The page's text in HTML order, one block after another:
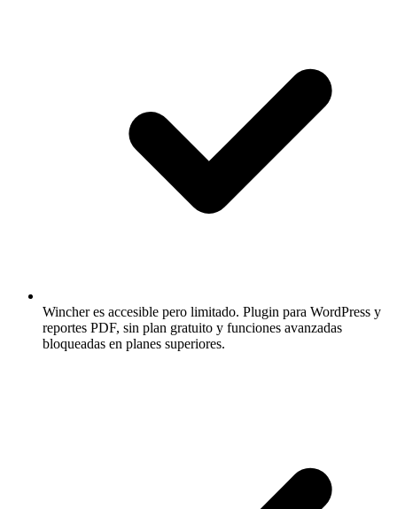
Wincher es accesible pero limitado. Plugin para WordPress y
reportes PDF, sin plan gratuito y funciones avanzadas
bloqueadas en planes superiores.